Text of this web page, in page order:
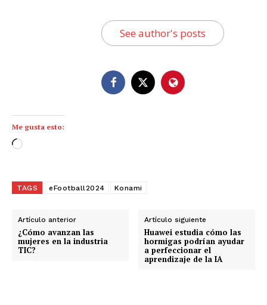
See author's posts
Me gusta esto:
C
g
n
d
o
TAGS eFootball2024 Konami
Artículo anterior
¿Cómo avanzan las
mujeres en la industria
TIC?
Artículo siguiente
Huawei estudia cómo las
hormigas podrían ayudar
a perfeccionar el
aprendizaje de la IA